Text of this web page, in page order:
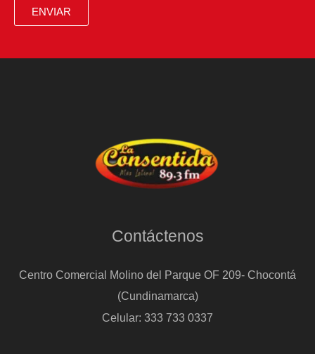
ENVIAR
Contáctenos
Centro Comercial Molino del Parque OF 209- Chocontá
(Cundinamarca)
Celular: 333 733 0337